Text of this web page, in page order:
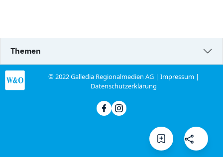
Themen
© 2022 Galledia Regionalmedien AG |Impressum |
Datenschutzerklärung